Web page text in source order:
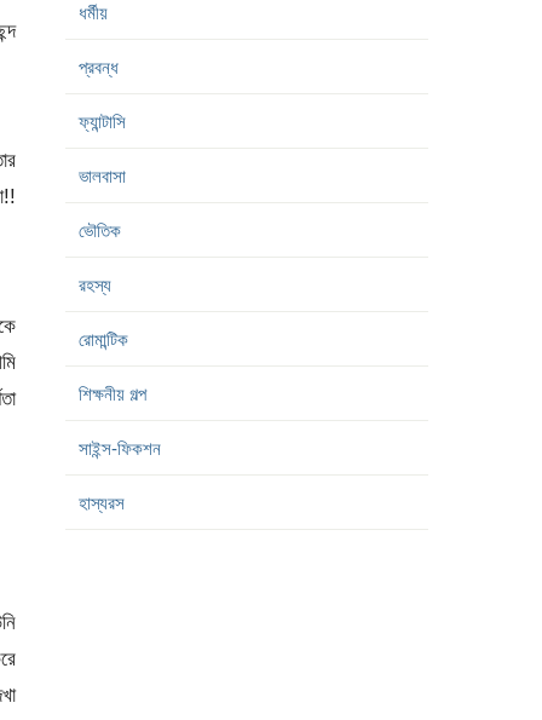
ধর্মীয়
প্রবন্ধ
ফ্যান্টাসি
ভালবাসা
ভৌতিক
রহস্য
রোমান্টিক
শিক্ষনীয় গল্প
সাইন্স-ফিকশন
হাস্যরস